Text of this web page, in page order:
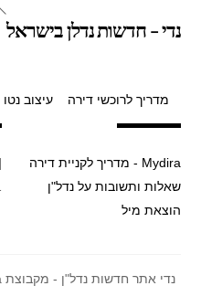
נדי - חדשות נדלן בישראל
מדריך לרוכשי דירה עיצוב נטו
Mydira - מדריך לקניית דירה
שאלות ותשובות על נדל"ן
הוצאת מיל
נדי אתר חדשות נדל"ן - מקבוצת Mydira